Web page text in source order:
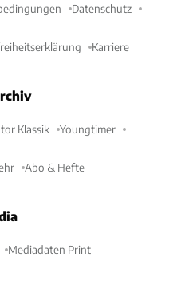
Datenschutz
Karriere
Klassik Youngtimer
Abo & Hefte
Mediadaten Print